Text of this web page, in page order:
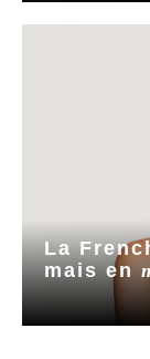
La
mais en